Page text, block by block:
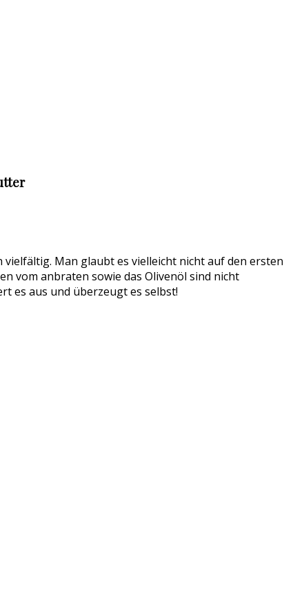
Man glaubt es vielleicht nicht auf den ersten
vom anbraten sowie das Olivenöl sind nicht
es aus und überzeugt es selbst!